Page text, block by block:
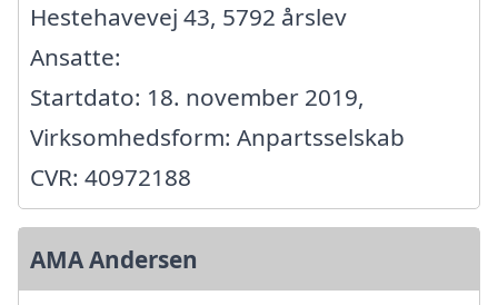
Hestehavevej 43, 5792 årslev
Ansatte:
Startdato: 18. november 2019,
Virksomhedsform: Anpartsselskab
CVR: 40972188
AMA Andersen